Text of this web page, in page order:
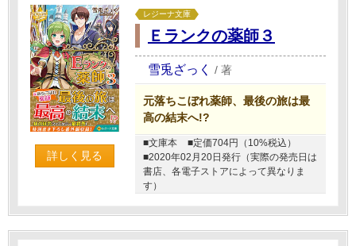
詳しく見る
レジーナ文庫
Ｅランクの薬師３
雪兎ざっく / 著
元落ちこぼれ薬師、最後の旅は最
高の結末へ!?
■文庫本
■定価704円（10%税込）
■2020年02月20日発行（実際の発売日は
書店、各電子ストアによって異なりま
す）